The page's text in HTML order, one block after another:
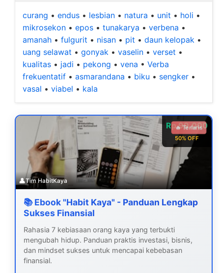
curang • endus • lesbian • natura • unit • holi •
mikrosekon • epos • tunakarya • verbena •
amanah • fulgurit • nisan • pit • daun kelopak •
uang selawat • gonyak • vaselin • verset •
kualitas • jadi • pekong • vena • Verba
frekuentatif • asmarandana • biku • sengker •
vasal • viabel • kala
Rp 99.000
50% OFF
🔥 Terlaris
👤Tim HabitKaya
📚 Ebook "Habit Kaya" - Panduan Lengkap
Sukses Finansial
Rahasia 7 kebiasaan orang kaya yang terbukti
mengubah hidup. Panduan praktis investasi, bisnis,
dan mindset sukses untuk mencapai kebebasan
finansial.